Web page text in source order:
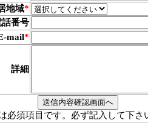
地域*
話番号
mail*
詳細
必須項目です。必ず記入して下さ